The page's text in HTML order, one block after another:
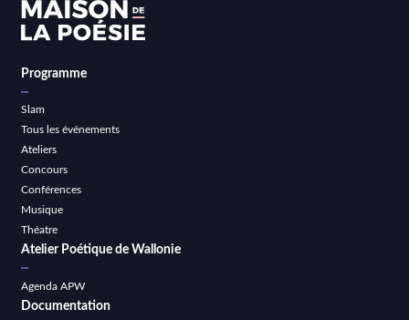
Programme
Slam
Tous les événements
Ateliers
Concours
Conférences
Musique
Théatre
Atelier Poétique de Wallonie
Agenda APW
Documentation